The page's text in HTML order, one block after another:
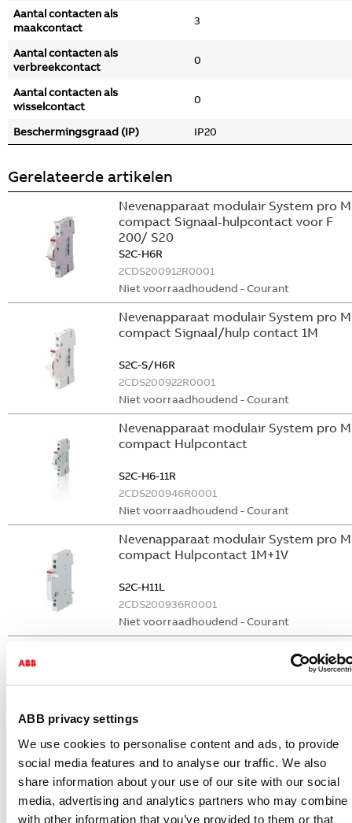
ABB privacy settings
We use cookies to personalise content and ads, to provide
social media features and to analyse our traffic. We also
share information about your use of our site with our social
media, advertising and analytics partners who may combine
with other information that you’ve provided to them or that
Aantal contacten als
maakcontact
3
Aantal contacten als
verbreekcontact
0
Aantal contacten als
wisselcontact
0
Beschermingsgraad (IP) IP20
Gerelateerde artikelen
Nevenapparaat modulair System pro M
compact Signaal-hulpcontact voor F
200/ S20
S2C-H6R
2CDS200912R0001
Niet voorraadhoudend - Courant
Nevenapparaat modulair System pro M
compact Signaal/hulp contact 1M
S2C-S/H6R
2CDS200922R0001
Niet voorraadhoudend - Courant
Nevenapparaat modulair System pro M
compact Hulpcontact
S2C-H6-11R
2CDS200946R0001
Niet voorraadhoudend - Courant
Nevenapparaat modulair System pro M
compact Hulpcontact 1M+1V
S2C-H11L
2CDS200936R0001
Niet voorraadhoudend - Courant
Nevenapparaat modulair System pro M
compact Hulpcontact aan de
2CDS200946R0002
Stroommeettransformator System pro
M compact CMS sensor 40A TRMS
CMS-101PS